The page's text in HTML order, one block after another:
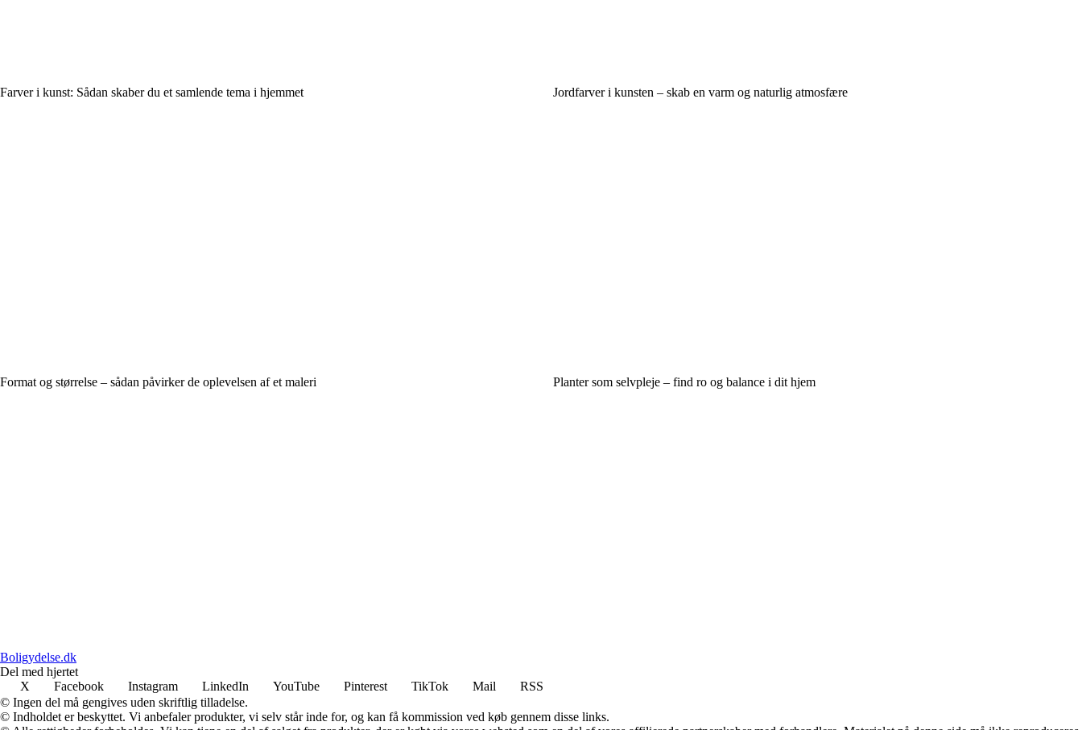
Farver i kunst: Sådan skaber du et samlende tema i hjemmet Jordfarver i kunsten – skab en varm og naturlig atmosfære
Format og størrelse – sådan påvirker de oplevelsen af et maleri Planter som selvpleje – find ro og balance i dit hjem
Boligydelse.dk
Del med hjertet
X
Facebook Instagram LinkedIn YouTube Pinterest TikTok Mail
RSS
© Ingen del må gengives uden skriftlig tilladelse.
© Indholdet er beskyttet. Vi anbefaler produkter, vi selv står inde for, og kan få kommission ved køb gennem disse links.